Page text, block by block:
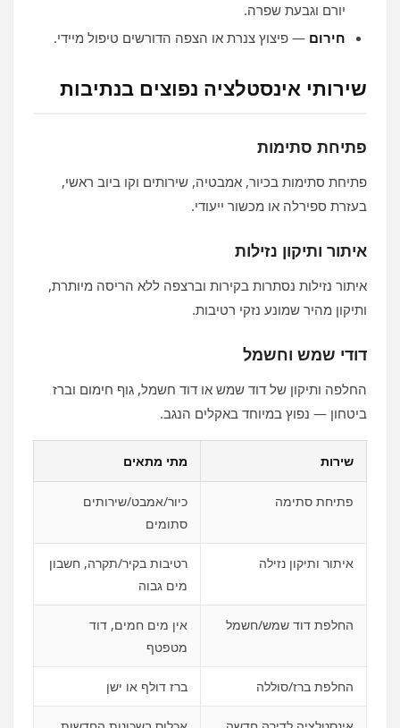
יורם וגבעת שפרה.
חירום — פיצוץ צנרת או הצפה הדורשים טיפול מיידי.
שירותי אינסטלציה נפוצים בנתיבות
פתיחת סתימות
פתיחת סתימות בכיור, אמבטיה, שירותים וקו ביוב ראשי,
בעזרת ספירלה או מכשור ייעודי.
איתור ותיקון נזילות
איתור נזילות נסתרות בקירות וברצפה ללא הריסה מיותרת,
ותיקון מהיר שמונע נזקי רטיבות.
דודי שמש וחשמל
החלפה ותיקון של דוד שמש או דוד חשמל, גוף חימום וברז
ביטחון — נפוץ במיוחד באקלים הנגב.
שירות מתי מתאים
פתיחת סתימה
כיור/אמבט/שירותים
סתומים
איתור ותיקון נזילה
רטיבות בקיר/תקרה, חשבון
מים גבוה
החלפת דוד שמש/חשמל
אין מים חמים, דוד
מטפטף
החלפת ברז/סוללה ברז דולף או ישן